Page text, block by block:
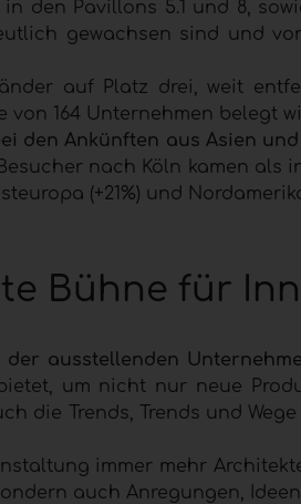
den Pavillons 5.1 und 8,
gewachsen sind und
auf Platz drei, weit
164 Unternehmen belegt
den Ankünften aus Asien
nach Köln kamen
(+21%) und Nordamerika
Bühne für
ausstellenden
um nicht nur neue
die Trends, Trends und
immer mehr
auch Anregungen,